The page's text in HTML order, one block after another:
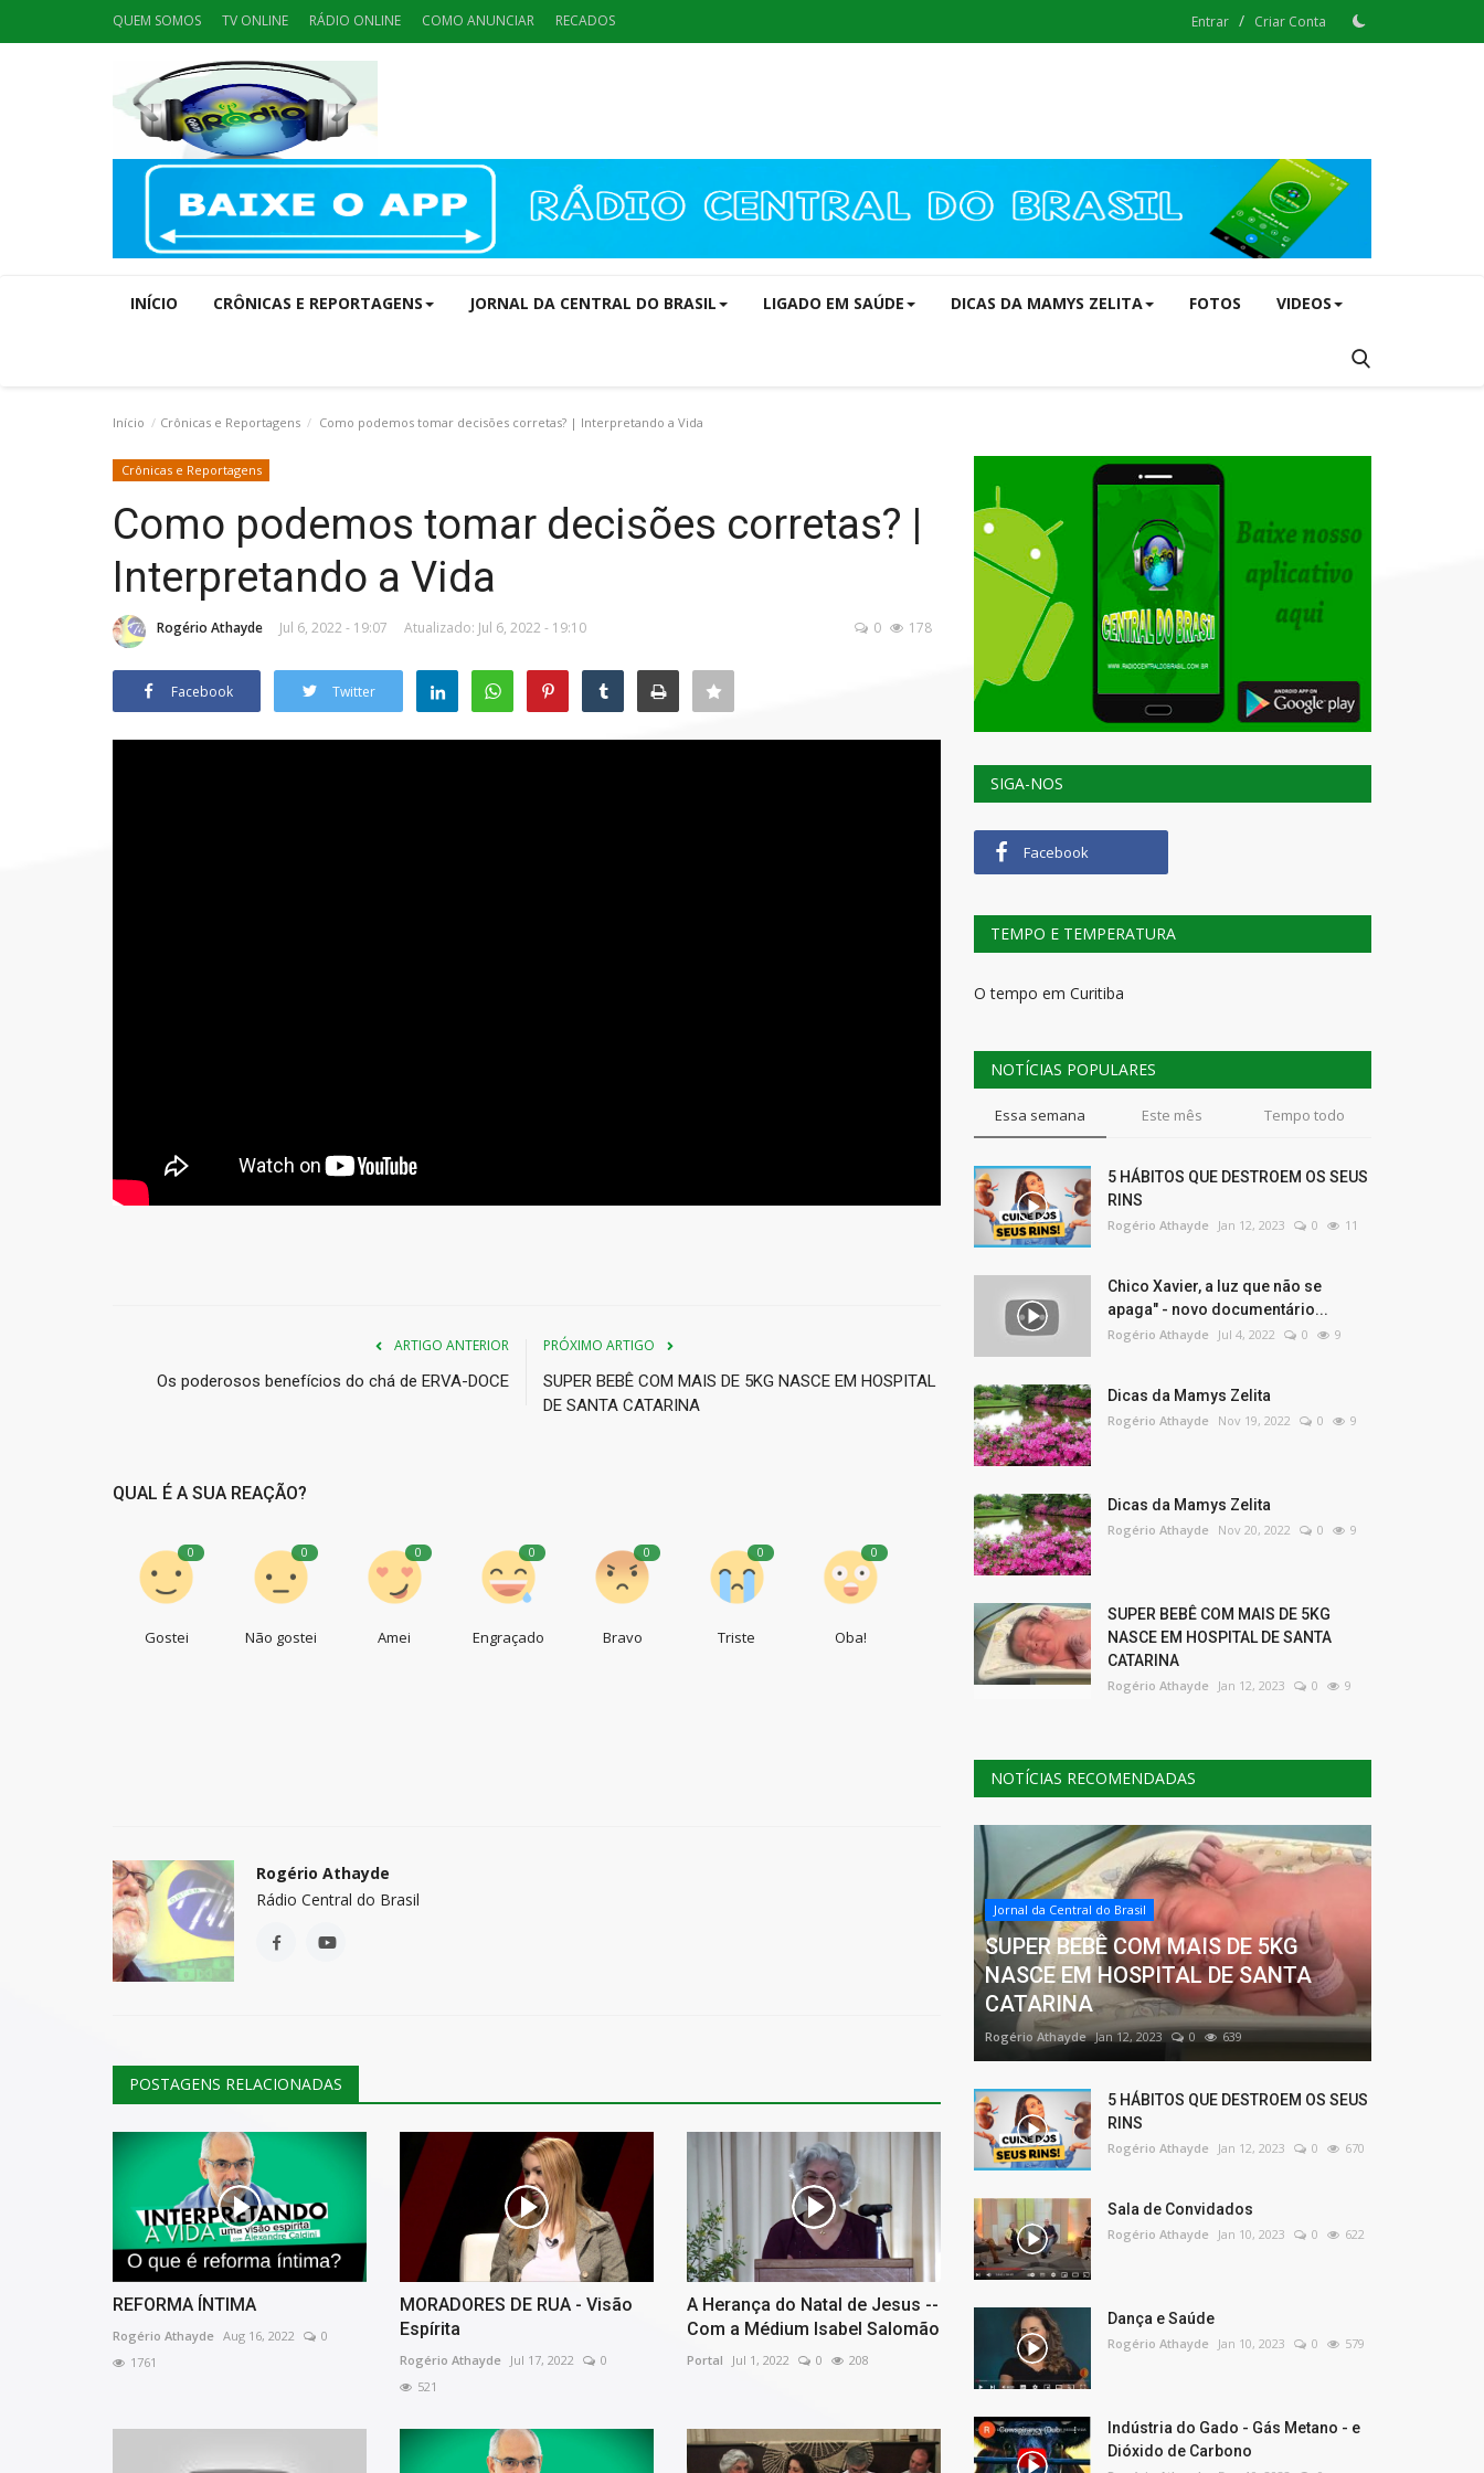
QUEM SOMOS TV ONLINE RÁDIO ONLINE COMO ANUNCIAR RECADOS Entrar / Criar Conta
INÍCIO CRÔNICAS E REPORTAGENS JORNAL DA CENTRAL DO BRASIL LIGADO EM SAÚDE DICAS DA MAMYS ZELITA FOTOS VIDEOS
Início Crônicas e Reportagens Como podemos tomar decisões corretas? | Interpretando a Vida
Crônicas e Reportagens
Como podemos tomar decisões corretas? |
Interpretando a Vida
Rogério Athayde Jul 6, 2022 - 19:07 Atualizado: Jul 6, 2022 - 19:10 0 178
Facebook Twitter
ARTIGO ANTERIOR
Os poderosos benefícios do chá de ERVA-DOCE
PRÓXIMO ARTIGO
SUPER BEBÊ COM MAIS DE 5KG NASCE EM HOSPITAL
DE SANTA CATARINA
QUAL É A SUA REAÇÃO?
0
Gostei
0
Não gostei
0
Amei
0
Engraçado
0
Bravo
0
Triste
0
Oba!
Rogério Athayde
Rádio Central do Brasil
POSTAGENS RELACIONADAS
REFORMA ÍNTIMA
Rogério Athayde Aug 16, 2022
0
1761
MORADORES DE RUA - Visão
Espírita
Rogério Athayde Jul 17, 2022
0
521
A Herança do Natal de Jesus --
Com a Médium Isabel Salomão
Portal Jul 1, 2022 0 208
SIGA-NOS
Facebook
TEMPO E TEMPERATURA
O tempo em Curitiba
NOTÍCIAS POPULARES
Essa semana Este mês Tempo todo
5 HÁBITOS QUE DESTROEM OS SEUS
RINS
Rogério Athayde Jan 12, 2023 0 11
Chico Xavier, a luz que não se
apaga" - novo documentário...
Rogério Athayde Jul 4, 2022 0 9
Dicas da Mamys Zelita
Rogério Athayde Nov 19, 2022 0 9
Dicas da Mamys Zelita
Rogério Athayde Nov 20, 2022 0 9
SUPER BEBÊ COM MAIS DE 5KG
NASCE EM HOSPITAL DE SANTA
CATARINA
Rogério Athayde Jan 12, 2023 0 9
NOTÍCIAS RECOMENDADAS
Jornal da Central do Brasil
SUPER BEBÊ COM MAIS DE 5KG
NASCE EM HOSPITAL DE SANTA
CATARINA
Rogério Athayde Jan 12, 2023 0 639
5 HÁBITOS QUE DESTROEM OS SEUS
RINS
Rogério Athayde Jan 12, 2023 0 670
Sala de Convidados
Rogério Athayde Jan 10, 2023 0 622
Dança e Saúde
Rogério Athayde Jan 10, 2023 0 579
Indústria do Gado - Gás Metano - e
Dióxido de Carbono